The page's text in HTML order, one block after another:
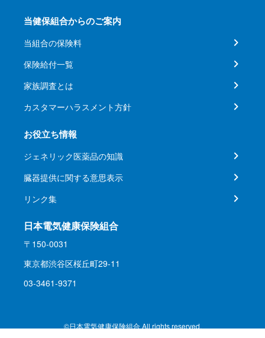
当健保組合からのご案内
当組合の保険料
保険給付一覧
家族調査とは
カスタマーハラスメント方針
お役立ち情報
ジェネリック医薬品の知識
臓器提供に関する意思表示
リンク集
日本電気健康保険組合
〒150-0031
東京都渋谷区桜丘町29-11
03-3461-9371
©日本電気健康保険組合 All rights reserved.